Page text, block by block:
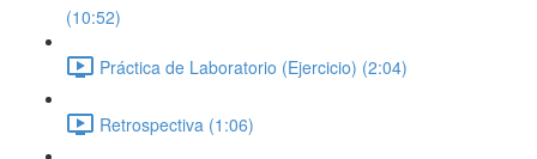
(10:52)
Práctica de Laboratorio (Ejercicio) (2:04)
Retrospectiva (1:06)